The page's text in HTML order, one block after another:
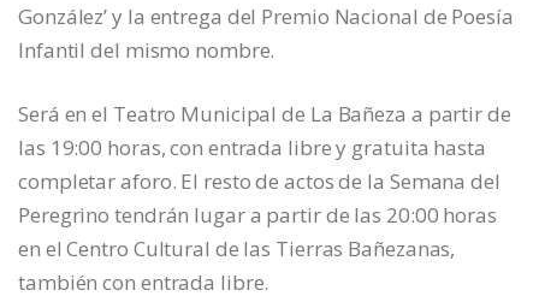
González’ y la entrega del Premio Nacional de Poesía
Infantil del mismo nombre.
Será en el Teatro Municipal de La Bañeza a partir de
las 19:00 horas, con entrada libre y gratuita hasta
completar aforo. El resto de actos de la Semana del
Peregrino tendrán lugar a partir de las 20:00 horas
en el Centro Cultural de las Tierras Bañezanas,
también con entrada libre.